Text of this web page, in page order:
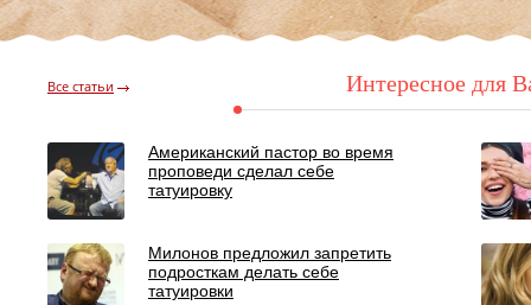
Все статьи Интересное для
Американский пастор во время
проповеди сделал себе
татуировку
Милонов предложил запретить
подросткам делать себе
татуировки